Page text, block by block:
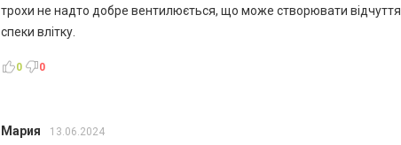
трохи не надто добре вентилюється, що може створювати відчуття
спеки влітку.
0 0
Мария 13.06.2024